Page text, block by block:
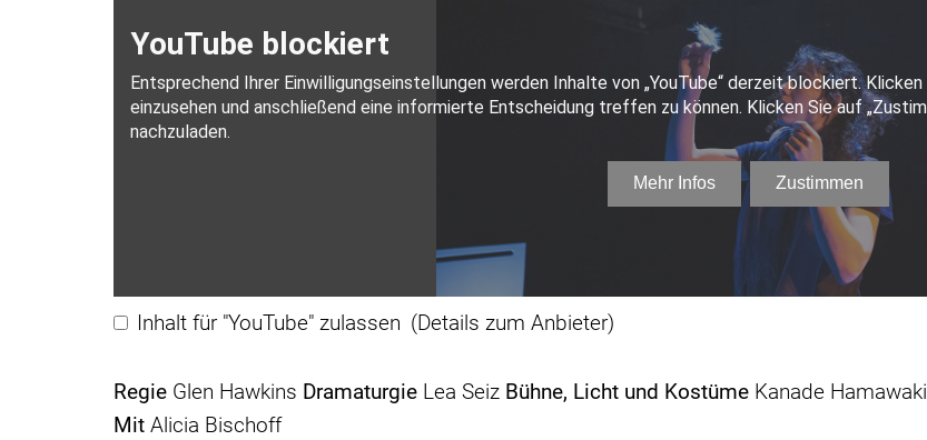
Inhalt für "YouTube" zulassen (Details zum Anbieter)
Regie Glen Hawkins Dramaturgie Lea Seiz Bühne, Licht und Kostüme Kanade Hamawaki
Mit Alicia Bischoff